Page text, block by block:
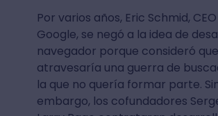
Por varios años, Eric Schmid,
Google, se negó a la idea de
navegador porque consideró que
atravesaría una guerra de
la que no quería formar parte.
embargo, los cofundadores